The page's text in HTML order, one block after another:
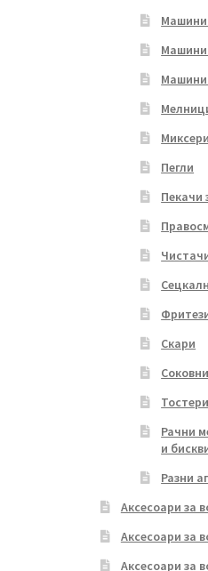
Машини
Машини
Миксери
Пегли
Пекачи
Скари
Тостери
Рачни
и
Разни
Аксесоари за
Аксесоари за
Аксесоари за